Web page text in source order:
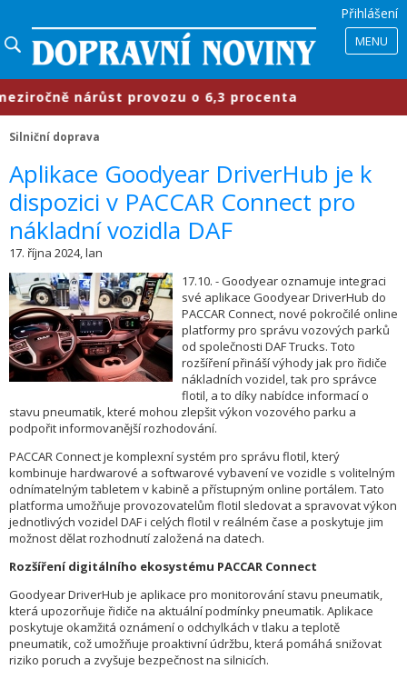
Přihlášení
MENU
nárůst provozu o 6,3 procenta
Silniční doprava
​Aplikace Goodyear DriverHub je k
dispozici v PACCAR Connect pro
nákladní vozidla DAF
17. října 2024, lan
17.10. - Goodyear oznamuje integraci
své aplikace Goodyear DriverHub do
PACCAR Connect, nové pokročilé online
platformy pro správu vozových parků
od společnosti DAF Trucks. Toto
rozšíření přináší výhody jak pro řidiče
nákladních vozidel, tak pro správce
flotil, a to díky nabídce informací o
stavu pneumatik, které mohou zlepšit výkon vozového parku a
podpořit informovanější rozhodování.
PACCAR Connect je komplexní systém pro správu flotil, který
kombinuje hardwarové a softwarové vybavení ve vozidle s volitelným
odnímatelným tabletem v kabině a přístupným online portálem. Tato
platforma umožňuje provozovatelům flotil sledovat a spravovat výkon
jednotlivých vozidel DAF i celých flotil v reálném čase a poskytuje jim
možnost dělat rozhodnutí založená na datech.
Rozšíření digitálního ekosystému PACCAR Connect
Goodyear DriverHub je aplikace pro monitorování stavu pneumatik,
která upozorňuje řidiče na aktuální podmínky pneumatik. Aplikace
poskytuje okamžitá oznámení o odchylkách v tlaku a teplotě
pneumatik, což umožňuje proaktivní údržbu, která pomáhá snižovat
riziko poruch a zvyšuje bezpečnost na silnicích.